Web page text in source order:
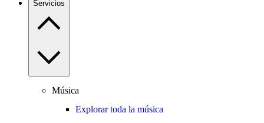
Servicios
Música
Explorar toda la música